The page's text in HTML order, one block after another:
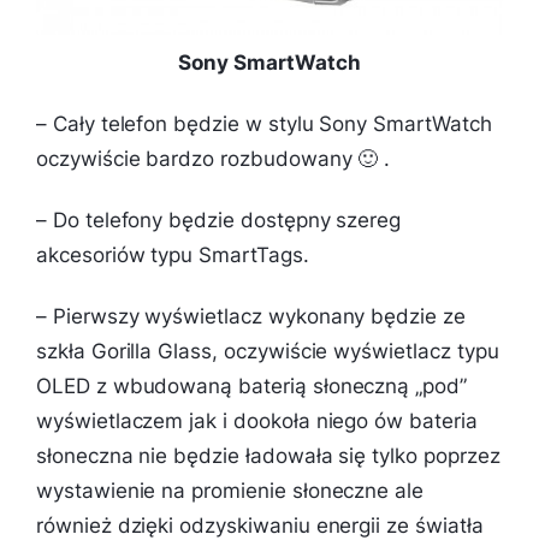
Sony SmartWatch
– Cały telefon będzie w stylu Sony SmartWatch
oczywiście bardzo rozbudowany 🙂 .
– Do telefony będzie dostępny szereg
akcesoriów typu SmartTags.
– Pierwszy wyświetlacz wykonany będzie ze
szkła Gorilla Glass, oczywiście wyświetlacz typu
OLED z wbudowaną baterią słoneczną „pod”
wyświetlaczem jak i dookoła niego ów bateria
słoneczna nie będzie ładowała się tylko poprzez
wystawienie na promienie słoneczne ale
również dzięki odzyskiwaniu energii ze światła